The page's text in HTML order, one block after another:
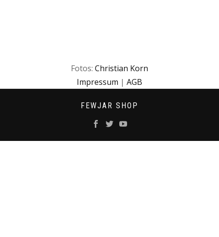
Fotos: Christian Korn
Impressum | AGB
FEWJAR SHOP